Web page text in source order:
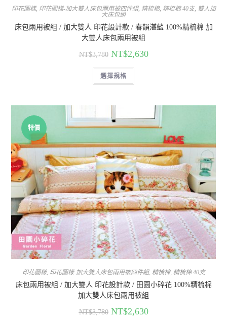
印花圖樣, 印花圖樣-加大雙人床包兩用被四件組, 精梳棉, 精梳棉 40支, 雙人加
大床包組
床包兩用被組 / 加大雙人 印花設計款 / 春韻湛藍 100%精梳棉 加
大雙人床包兩用被組
NT$3,780 NT$2,630
選擇規格
特價
印花圖樣, 印花圖樣-加大雙人床包兩用被四件組, 精梳棉, 精梳棉 40支
床包兩用被組 / 加大雙人 印花設計款 / 田園小碎花 100%精梳棉
加大雙人床包兩用被組
NT$3,780 NT$2,630